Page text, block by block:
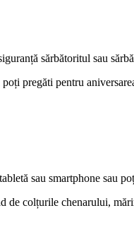
sărbătoritul sau
pregăti pentru
sau smartphone sau
colțurile chenarului,